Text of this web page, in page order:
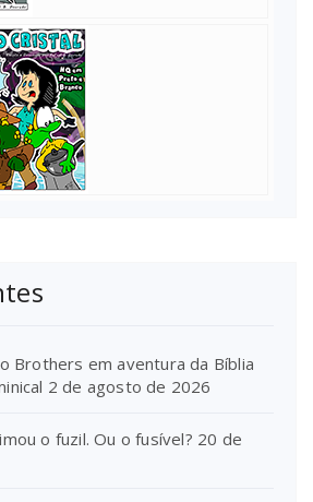
Brothers em aventura da Bíblia
2 de agosto de 2026
o fuzil. Ou o fusível? 20 de